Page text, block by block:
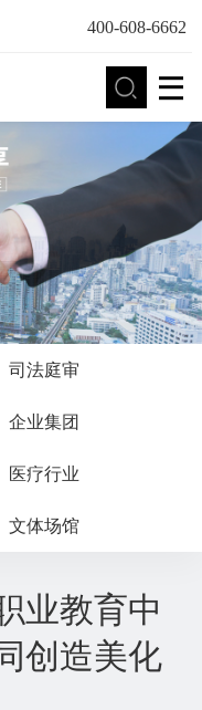
400-608-6662
司法庭审
企业集团
医疗行业
文体场馆
业教育中
创造美化